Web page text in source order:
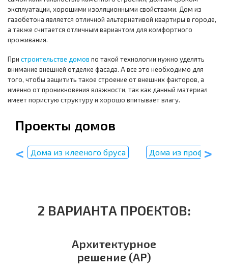
эксплуатации, хорошими изоляционными свойствами. Дом из
газобетона является отличной альтернативой квартиры в городе,
а также считается отличным вариантом для комфортного
проживания.
При строительстве домов по такой технологии нужно уделять
внимание внешней отделке фасада. А все это необходимо для
того, чтобы защитить такое строение от внешних факторов, а
именно от проникновения влажности, так как данный материал
имеет пористую структуру и хорошо впитывает влагу.
Проекты домов
Дома из клееного бруса Дома из
2 ВАРИАНТА ПРОЕКТОВ:
Архитектурное
решение (АР)